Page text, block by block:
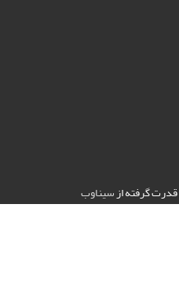
قدرت گرفته ازسیناوب